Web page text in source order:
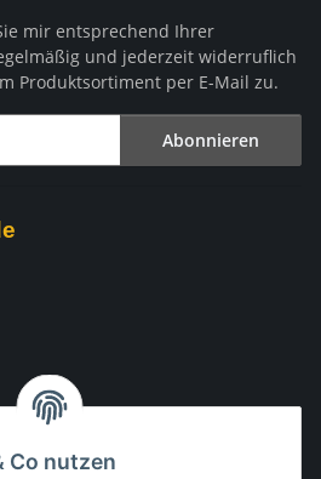
Co nutzen
mir entsprechend Ihrer
und jederzeit widerruflich
Produktsortiment per E-Mail zu.
Abonnieren